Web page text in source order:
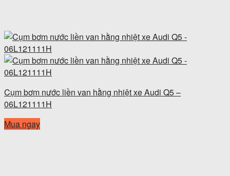
Cụm bơm nước liền van hằng nhiệt xe Audi Q5 –
06L121111H
Mua ngay